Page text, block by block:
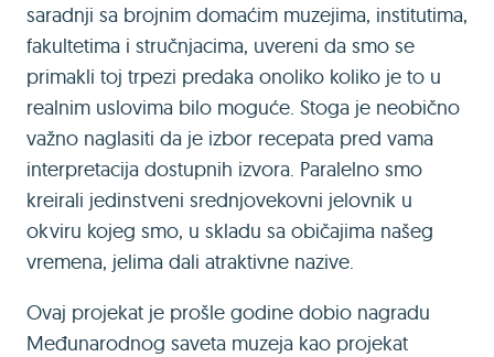
saradnji sa brojnim domaćim muzejima, institutima,
fakultetima i stručnjacima, uvereni da smo se
primakli toj trpezi predaka onoliko koliko je to u
realnim uslovima bilo moguće. Stoga je neobično
važno naglasiti da je izbor recepata pred vama
interpretacija dostupnih izvora. Paralelno smo
kreirali jedinstveni srednjovekovni jelovnik u
okviru kojeg smo, u skladu sa običajima našeg
vremena, jelima dali atraktivne nazive.
Ovaj projekat je prošle godine dobio nagradu
Međunarodnog saveta muzeja kao projekat